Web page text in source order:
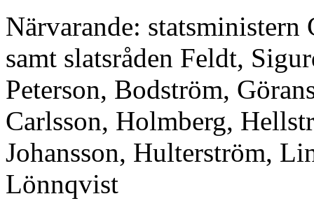
Närvarande: statsministern
samt slatsråden Feldt,
Peterson, Bodström,
Carlsson, Holmberg,
Johansson, Hulter­ström,
Lönnqvist